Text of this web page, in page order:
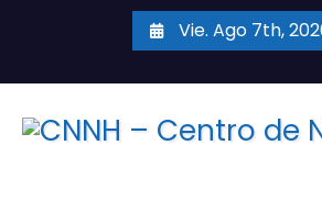
Vie. Ago 7th,